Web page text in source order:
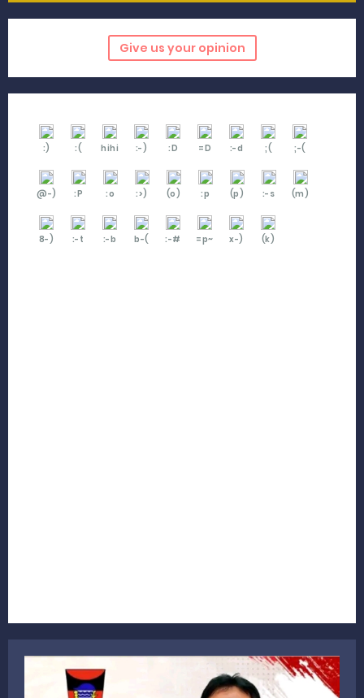
Give us your opinion
:) :( hihi :-) :D =D :-d ;( ;-(
@-) :P :o :>) (o) :p (p) :-s (m)
8-) :-t :-b b-( :-# =p~ x-) (k)